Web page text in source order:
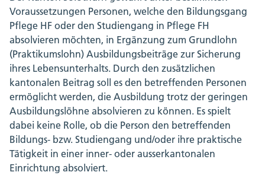
Voraussetzungen Personen, welche den Bildungsgang
Pflege HF oder den Studiengang in Pflege FH
absolvieren möchten, in Ergänzung zum Grundlohn
(Praktikumslohn) Ausbildungsbeiträge zur Sicherung
ihres Lebensunterhalts. Durch den zusätzlichen
kantonalen Beitrag soll es den betreffenden Personen
ermöglicht werden, die Ausbildung trotz der geringen
Ausbildungslöhne absolvieren zu können. Es spielt
dabei keine Rolle, ob die Person den betreffenden
Bildungs- bzw. Studiengang und/oder ihre praktische
Tätigkeit in einer inner- oder ausserkantonalen
Einrichtung absolviert.